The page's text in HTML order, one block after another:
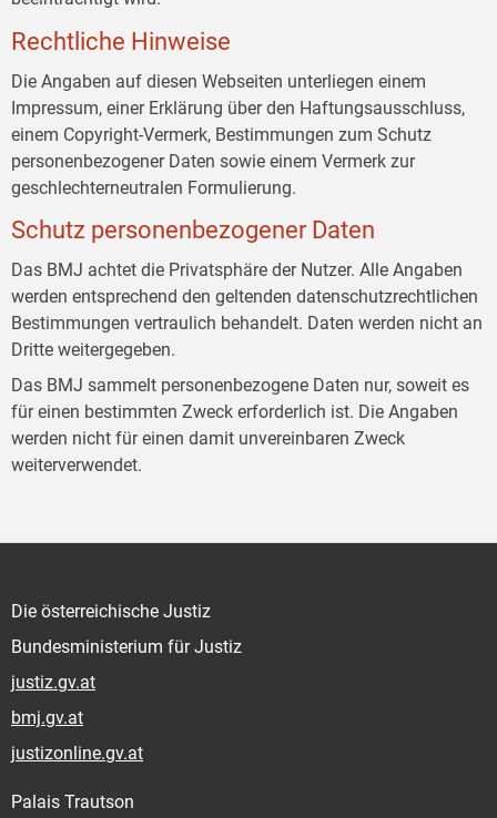
Rechtliche Hinweise
Die Angaben auf diesen Webseiten unterliegen einem
Impressum, einer Erklärung über den Haftungsausschluss,
einem Copyright-Vermerk, Bestimmungen zum Schutz
personenbezogener Daten sowie einem Vermerk zur
geschlechterneutralen Formulierung.
Schutz personenbezogener Daten
Das BMJ achtet die Privatsphäre der Nutzer. Alle Angaben
werden entsprechend den geltenden datenschutzrechtlichen
Bestimmungen vertraulich behandelt. Daten werden nicht an
Dritte weitergegeben.
Das BMJ sammelt personenbezogene Daten nur, soweit es
für einen bestimmten Zweck erforderlich ist. Die Angaben
werden nicht für einen damit unvereinbaren Zweck
weiterverwendet.
Die österreichische Justiz
Bundesministerium für Justiz
justiz.gv.at
bmj.gv.at
justizonline.gv.at
Palais Trautson